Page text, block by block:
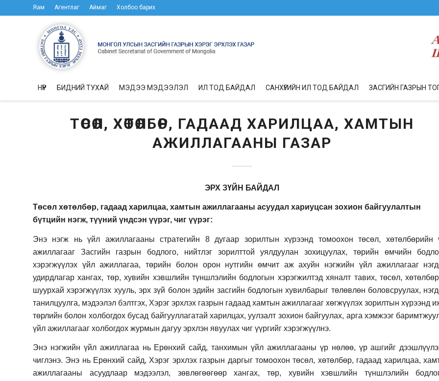
Яам Агентлаг Аймаг Холбоо барих
НҮҮР БИДНИЙ ТУХАЙ МЭДЭЭ МЭДЭЭЛЭЛ ИЛ ТОД БАЙДАЛ САНХҮҮГИЙН ИЛ ТОД БАЙДАЛ ЗАСГИЙН ГАЗРЫН
ТӨСӨЛ, ХӨТӨЛБӨР, ГАДААД ХАРИЛЦАА, ХАМТЫН
АЖИЛЛАГААНЫ ГАЗАР
ЭРХ ЗҮЙН БАЙДАЛ
Төсөл хөтөлбөр, гадаад харилцаа, хамтын ажиллагааны асуудал хариуцсан зохион байгуулалтын
бүтцийн нэгж, түүний үндсэн үүрэг, чиг үүрэг:
Энэ нэгж нь үйл ажиллагааны стратегийн 8 дугаар зорилтын хүрээнд томоохон төсөл, хөтөлбөрийн
ажиллагааг Засгийн газрын бодлого, нийтлэг зорилттой уялдуулан зохицуулах, төрийн өмчийн
хэрэгжүүлэх үйл ажиллагаа, төрийн болон орон нутгийн өмчит аж ахуйн нэгжийн үйл ажиллагааг
удирдлагар хангах, төр, хувийн хэвшлийн түншлэлийн бодлогын хэрэгжилтэд хяналт тавих, төсөл,
шуурхай хэрэгжүүлэх хууль, эрх зүй болон эдийн засгийн бодлогын хувилбарыг төлөвлөн боловсруулах,
танилцуулга, мэдээлэл бэлтгэх, Хэрэг эрхлэх газрын гадаад хамтын ажиллагааг хөгжүүлэх зорилтын хүрээнд
төрлийн болон холбогдох бусад байгууллагатай харилцах, уулзалт зохион байгуулах, арга хэмжээг
үйл ажиллагааг холбогдох журмын дагуу эрхлэн явуулах чиг үүргийг хэрэгжүүлнэ.
Энэ нэгжийн үйл ажиллагаа нь Ерөнхий сайд, танхимын үйл ажиллагааны үр нөлөө, үр ашгийг
чиглэнэ. Энэ нь Ерөнхий сайд, Хэрэг эрхлэх газрын даргыг томоохон төсөл, хөтөлбөр, гадаад харилцаа,
ажиллагааны асуудлаар мэдээлэл, зөвлөгөөгөөр хангах, төр, хувийн хэвшлийн түншлэлийн